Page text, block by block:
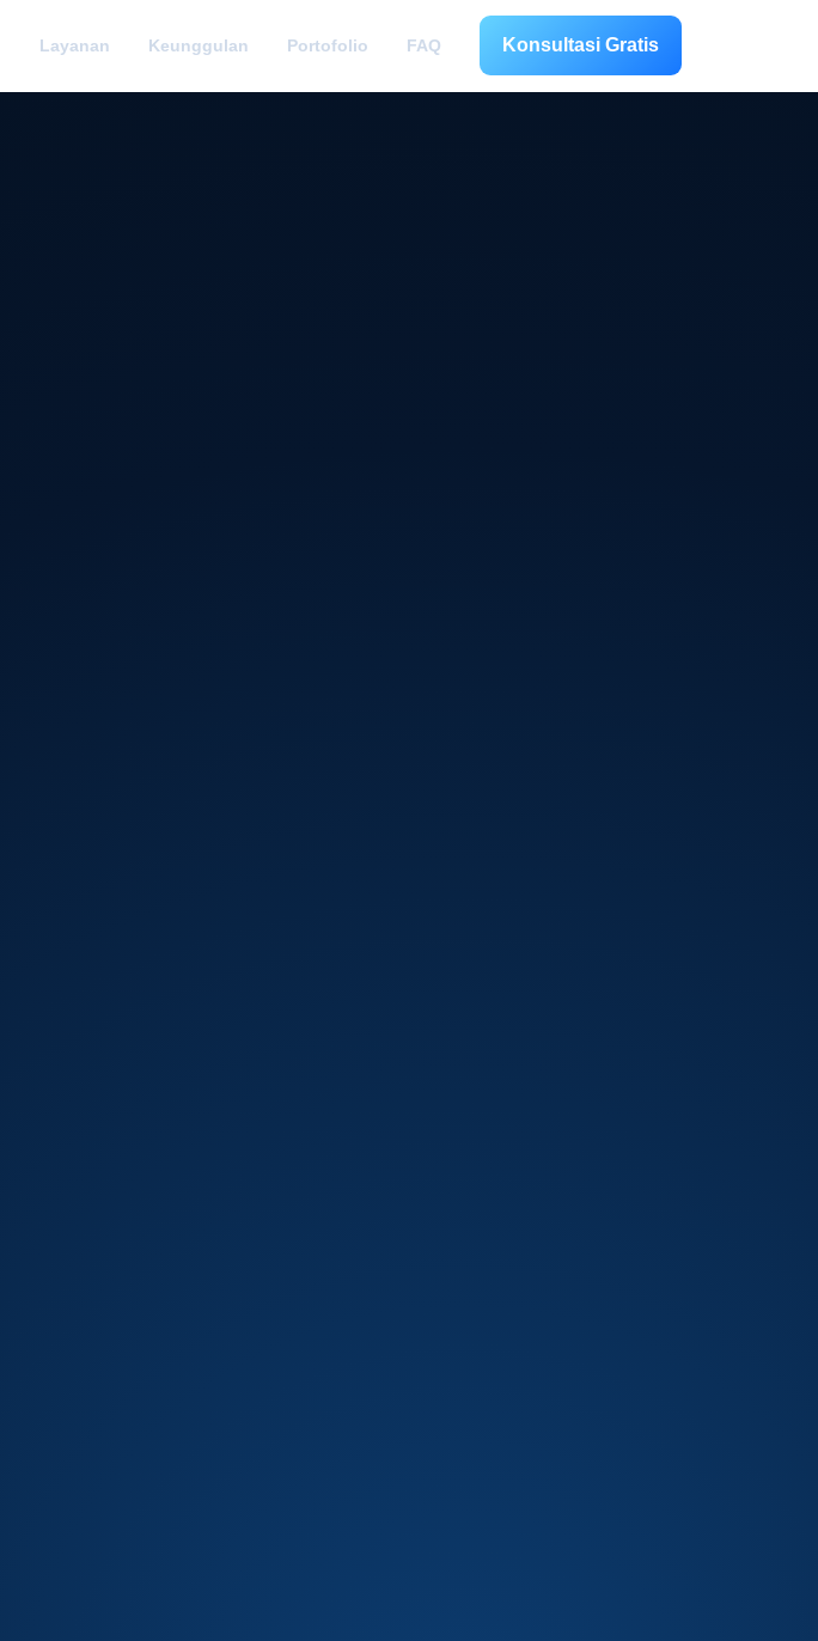
Layanan Keunggulan Portofolio FAQ Konsultasi Gratis